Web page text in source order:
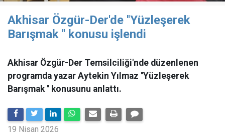
Akhisar Özgür-Der'de ''Yüzleşerek
Barışmak '' konusu işlendi
Akhisar Özgür-Der Temsilciliği'nde düzenlenen
programda yazar Aytekin Yılmaz ''Yüzleşerek
Barışmak '' konusunu anlattı.
19 Nisan 2026